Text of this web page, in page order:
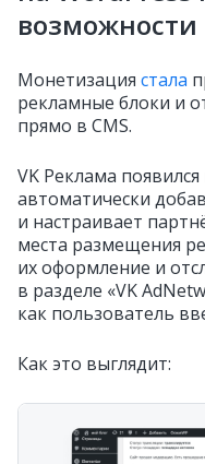
возможности
Монетизация стала
рекламные блоки и
прямо в CMS.
VK Реклама
автоматически
и настраивает
места размещения
их оформление и
в разделе «VK
как пользователь
Как это выглядит: